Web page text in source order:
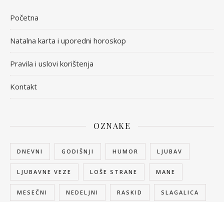
Početna
Natalna karta i uporedni horoskop
Pravila i uslovi korištenja
Kontakt
OZNAKE
DNEVNI GODIŠNJI HUMOR LJUBAV
LJUBAVNE VEZE LOŠE STRANE MANE
MESEČNI NEDELJNI RASKID SLAGALICA